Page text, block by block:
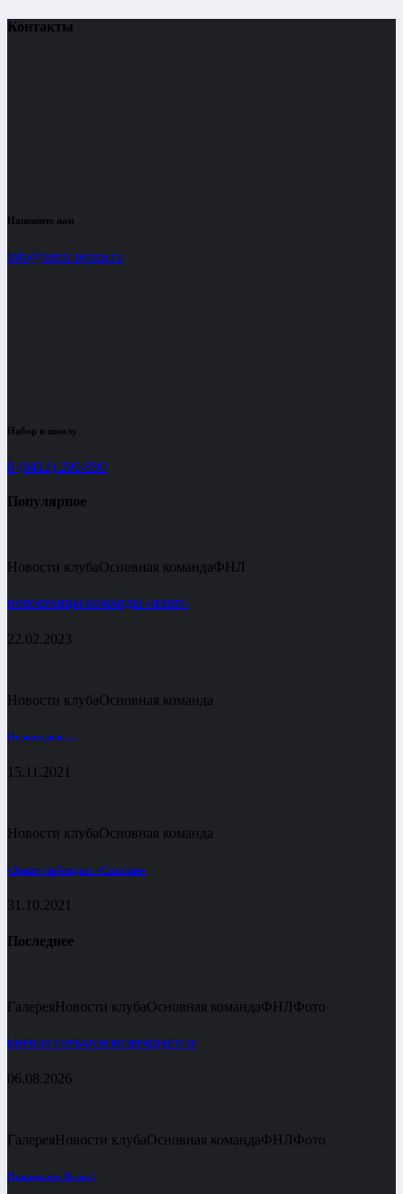
Контакты
Напишите нам
info@zenit-penza.ru
Набор в школу
8 (8412) 200-990
Популярное
Новости клубаОсновная командаФНЛ
НОВОБРАНЦЫ КОМАНДЫ «ЗЕНИТ»
22.02.2023
Новости клубаОсновная команда
Не наш день …
15.11.2021
Новости клубаОсновная команда
«Зенит» побеждает «Сахалин»
31.10.2021
Последнее
ГалереяНовости клубаОсновная командаФНЛФото
КИРИЛЛ ГОРБАТОВ ВОЗВРАЩАЕТСЯ!
06.08.2026
ГалереяНовости клубаОсновная командаФНЛФото
Принимаем Волну!